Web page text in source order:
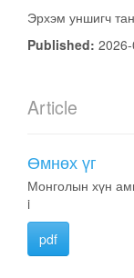
Эрхэм уншигч
Published:
Article
Өмнөх үг
Монголын хүн
i
pdf